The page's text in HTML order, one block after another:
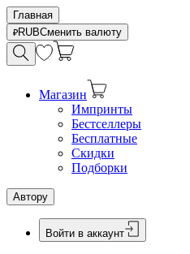
Главная
RUBСменить валюту
Магазин
Импринты
Бестселлеры
Бесплатные
Скидки
Подборки
Автору
Войти в аккаунт